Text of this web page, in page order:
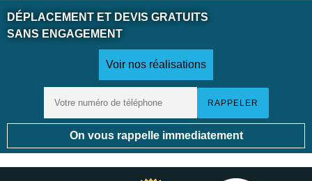
DÉPLACEMENT ET DEVIS GRATUITS
SANS ENGAGEMENT
Voir nos réalisations
On vous rappelle immediatement